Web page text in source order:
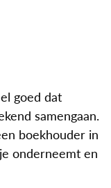
goed dat
samengaan.
boekhouder in
onderneemt en